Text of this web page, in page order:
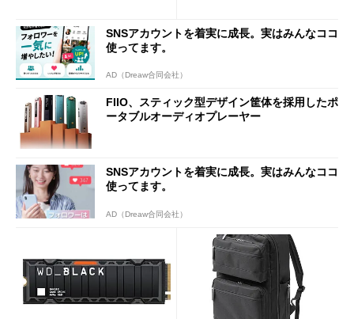
SNSアカウントを着実に成長。実はみんなココ
使ってます。
AD（Dreaw合同会社）
FIIO、スティック型デザイン筐体を採用したポ
ータブルオーディオプレーヤー
SNSアカウントを着実に成長。実はみんなココ
使ってます。
AD（Dreaw合同会社）